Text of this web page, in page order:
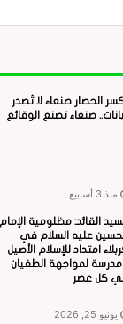
الحصار صنعاء لا تُصدر
صنعاء تصنع الوقائع
منذ 3 أسابيع
السيد القائد: مظلومية الإمام
الحسين عليه السلام في
امتداد للإسلام الأصيل
لمواجهة الطغيان
كل عصر
يونيو 25, 2026